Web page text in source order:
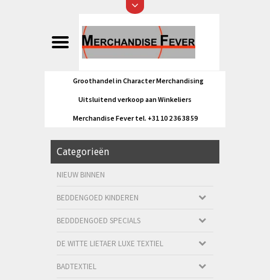
Groothandel in Character Merchandising
Uitsluitend verkoop aan Winkeliers
Merchandise Fever tel. +31 10 2 36 38 59
Categorieën
NIEUW BINNEN
BEDDENGOED KINDEREN
BEDDDENGOED SPECIALS
DE WITTE LIETAER LUXE TEXTIEL
BADTEXTIEL